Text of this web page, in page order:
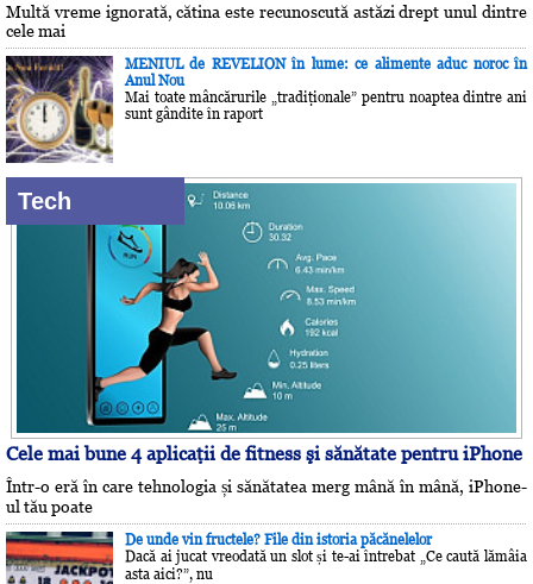
Multă vreme ignorată, cătina este recunoscută astăzi drept unul dintre
cele mai
MENIUL de REVELION în lume: ce alimente aduc noroc în
Anul Nou
Mai toate mâncărurile „tradiţionale” pentru noaptea dintre ani
sunt gândite în raport
Tech
Cele mai bune 4 aplicaţii de fitness şi sănătate pentru iPhone
Într-o eră în care tehnologia și sănătatea merg mână în mână, iPhone-
ul tău poate
De unde vin fructele? File din istoria păcănelelor
Dacă ai jucat vreodată un slot și te-ai întrebat „Ce caută lămâia
asta aici?”, nu